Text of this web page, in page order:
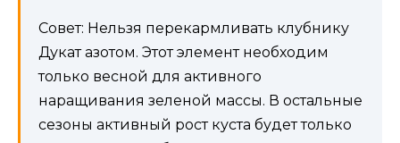
Совет: Нельзя перекармливать клубнику
Дукат азотом. Этот элемент необходим
только весной для активного
наращивания зеленой массы. В остальные
сезоны активный рост куста будет только